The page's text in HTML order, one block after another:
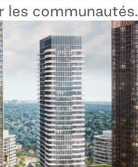
les communautés.